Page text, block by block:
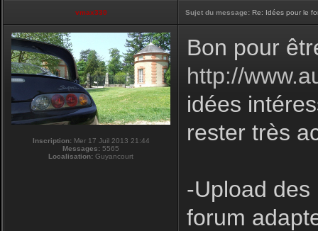
vmax330 Sujet du message: Re: Idées pour le
Inscription:Mer 17 Juil 2013 21:44
Messages: 5565
Localisation: Guyancourt
Bon pour
http://
idées
rester très
-Upload
forum